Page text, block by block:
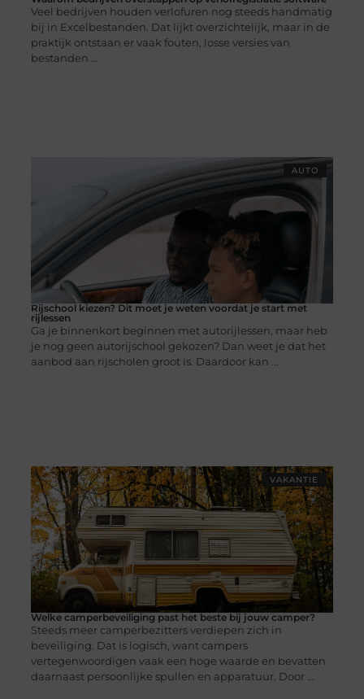
Veel bedrijven houden verlofuren nog steeds handmatig
bij in Excelbestanden. Dat lijkt overzichtelijk, maar in de
praktijk ontstaan er vaak fouten, losse versies van
bestanden ...
AUTO
Rijschool kiezen? Dit moet je weten voordat je start met
rijlessen
Ga je binnenkort beginnen met autorijlessen, maar heb
je nog geen autorijschool gekozen? Dan weet je dat het
aanbod aan rijscholen groot is. Daardoor kan ...
VAKANTIE
Welke camperbeveiliging past het beste bij jouw camper?
Steeds meer camperbezitters verdiepen zich in
beveiliging. Dat is logisch, want campers
vertegenwoordigen vaak een hoge waarde en bevatten
daarnaast persoonlijke spullen en apparatuur. Door ...